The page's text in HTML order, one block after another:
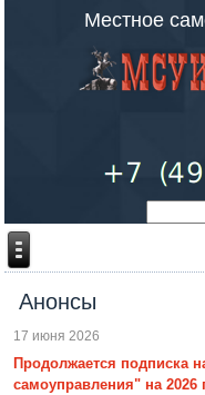
Местное
Анонсы
17 июня 2026
Продолжается подписка
самоуправления" на 2026